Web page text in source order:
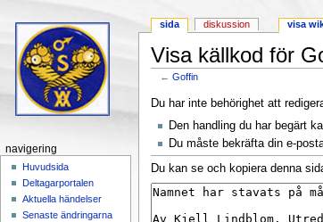
Visa källkod för
←Goffin
Du har inte behörighet att
Den handling du har begärt
Du måste bekräfta din e-
Du kan se och kopiera denna
sida diskussion visa
navigering
Huvudsida
Deltagarportalen
Aktuella händelser
Senaste ändringarna